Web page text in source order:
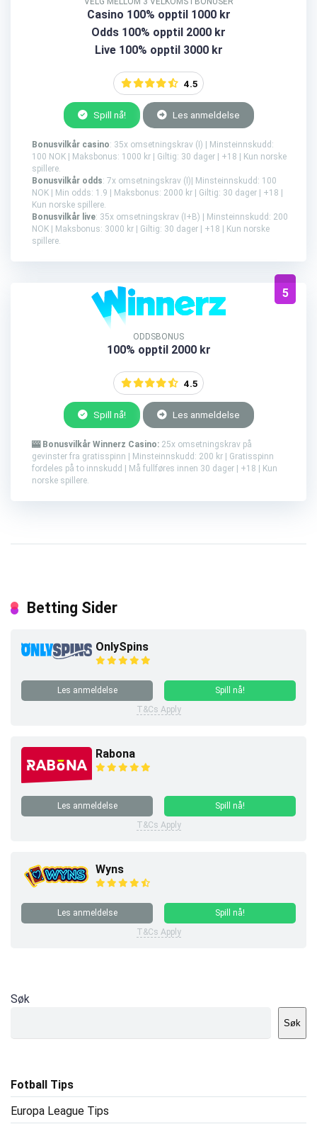
Casino 100% opptil 1000 kr
Odds 100% opptil 2000 kr
Live 100% opptil 3000 kr
4.5
Spill nå! Les anmeldelse
Bonusvilkår casino: 35x omsetningskrav (I) | Minsteinnskudd:
100 NOK | Maksbonus: 1000 kr | Giltig: 30 dager | +18 | Kun norske
spillere.
Bonusvilkår odds: 7x omsetningskrav (I)| Minsteinnskudd: 100
NOK | Min odds: 1.9 | Maksbonus: 2000 kr | Giltig: 30 dager | +18 |
Kun norske spillere.
Bonusvilkår live: 35x omsetningskrav (I+B) | Minsteinnskudd: 200
NOK | Maksbonus: 3000 kr | Giltig: 30 dager | +18 | Kun norske
spillere.
5
ODDSBONUS
100% opptil 2000 kr
4.5
Spill nå! Les anmeldelse
🎰 Bonusvilkår Winnerz Casino: 25x omsetningskrav på
gevinster fra gratisspinn | Minsteinnskudd: 200 kr | Gratisspinn
fordeles på to innskudd | Må fullføres innen 30 dager | +18 | Kun
norske spillere.
Betting Sider
OnlySpins
Les anmeldelse
Spill nå!
T&Cs Apply
Rabona
Les anmeldelse
Spill nå!
T&Cs Apply
Wyns
Les anmeldelse
Spill nå!
T&Cs Apply
Søk
Søk
Fotball Tips
Europa League Tips